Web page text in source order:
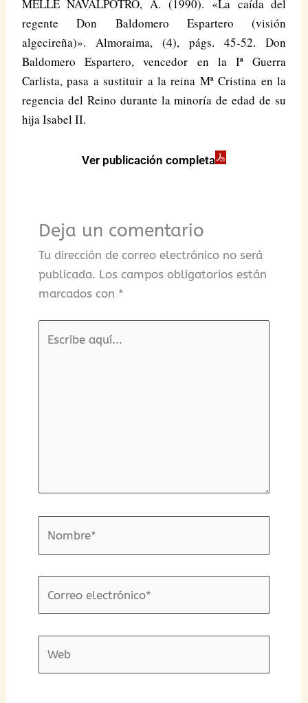
MELLE NAVALPOTRO, A. (1990). «La caída del
regente Don Baldomero Espartero (visión
algecireña)». Almoraima, (4), págs. 45-52. Don
Baldomero Espartero, vencedor en la Iª Guerra
Carlista, pasa a sustituir a la reina Mª Cristina en la
regencia del Reino durante la minoría de edad de su
hija Isabel II.
Ver publicación completa
Deja un comentario
Tu dirección de correo electrónico no será
publicada. Los campos obligatorios están
marcados con *
electrónico*